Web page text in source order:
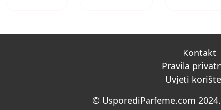
Kontakt
Pravila
Uvjeti
© UsporediParfeme.com